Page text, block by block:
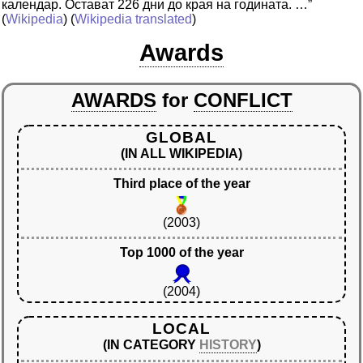
календар. Остават 226 дни до края на годината. …”
(Wikipedia) (Wikipedia translated)
Awards
AWARDS for CONFLICT
GLOBAL
(IN ALL WIKIPEDIA)
Third place of the year
(2003)
Top 1000 of the year
(2004)
LOCAL
(IN CATEGORY HISTORY)